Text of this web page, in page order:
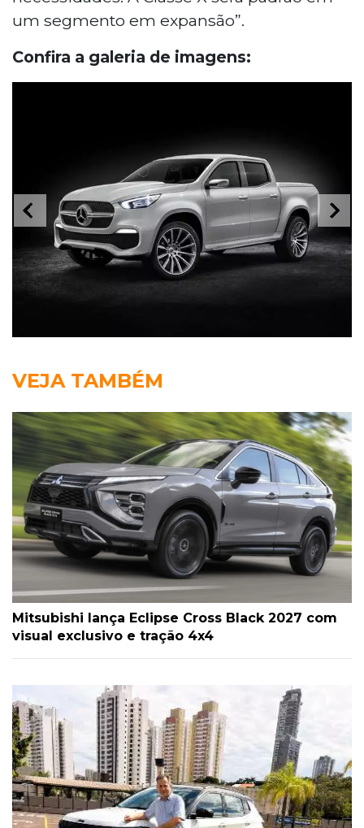
um segmento em expansão”.
Confira a galeria de imagens:
VEJA TAMBÉM
Mitsubishi lança Eclipse Cross Black 2027 com
visual exclusivo e tração 4x4